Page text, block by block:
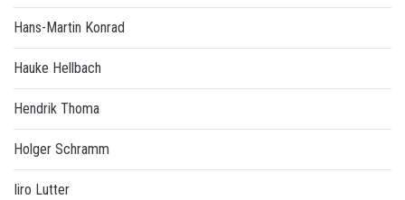
Hans-Martin Konrad
Hauke Hellbach
Hendrik Thoma
Holger Schramm
Iiro Lutter